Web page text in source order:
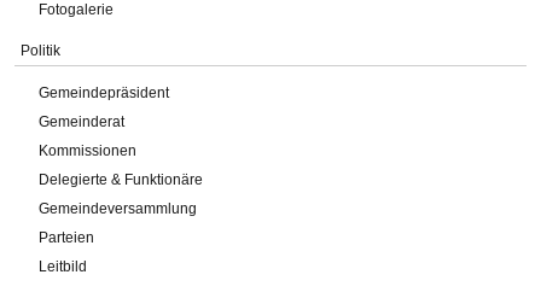
Fotogalerie
Politik
Gemeindepräsident
Gemeinderat
Kommissionen
Delegierte & Funktionäre
Gemeindeversammlung
Parteien
Leitbild